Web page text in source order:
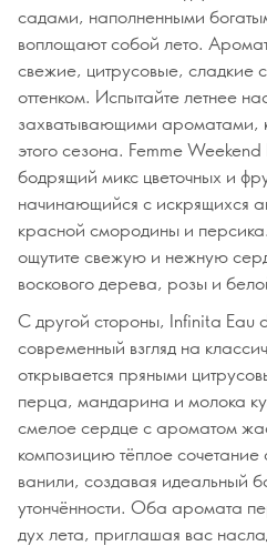
садами, наполненными
воплощают собой лето.
свежие, цитрусовые, сладкие
оттенком. Испытайте летнее
захватывающими ароматами,
этого сезона. Femme
бодрящий микс цветочных и
начинающийся с искрящихся
красной смородины и
ощутите свежую и нежную
воскового дерева, розы и
С другой стороны, Infinita Eau
современный взгляд на
открывается пряными
перца, мандарина и молока
смелое сердце с ароматом
композицию тёплое
ванили, создавая идеальный
утончённости. Оба аромата
дух лета, приглашая вас